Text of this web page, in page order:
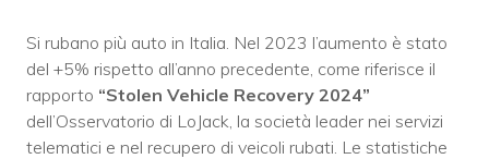
Si rubano più auto in Italia. Nel 2023 l’aumento è stato
del +5% rispetto all’anno precedente, come riferisce il
rapporto “Stolen Vehicle Recovery 2024”
dell’Osservatorio di LoJack, la società leader nei servizi
telematici e nel recupero di veicoli rubati. Le statistiche